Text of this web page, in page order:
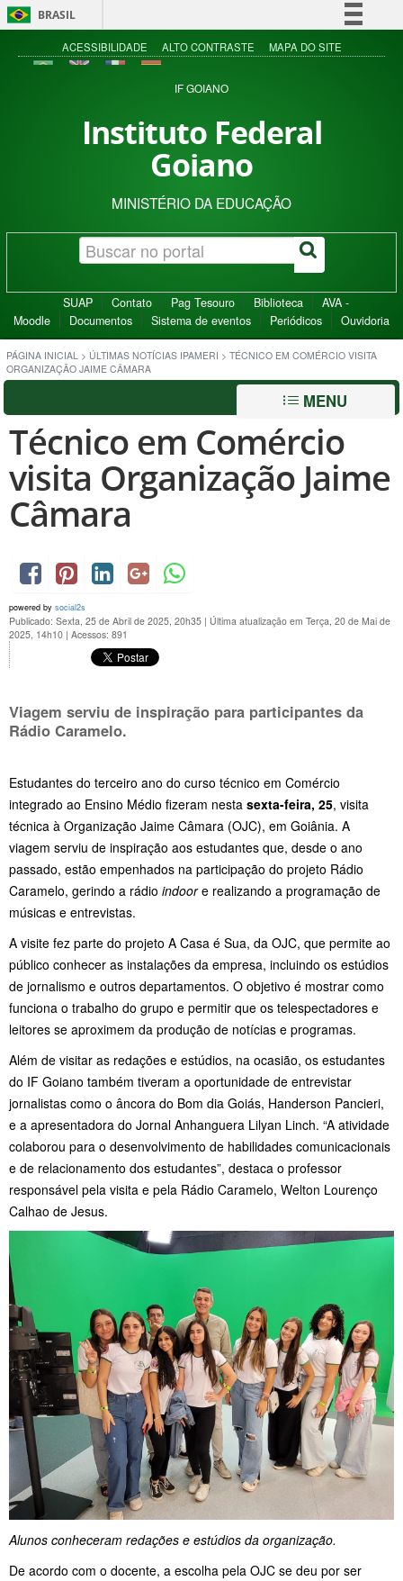
BRASIL
Simplifique!
Acesso à informação
ACESSIBILIDADE ALTO CONTRASTE MAPA DO SITE
IF GOIANO
Instituto Federal
Goiano
MINISTÉRIO DA EDUCAÇÃO
SUAP Contato Pag Tesouro Biblioteca
AVA -
Moodle
Documentos Sistema de eventos Periódicos Ouvidoria
PÁGINA INICIAL > ÚLTIMAS NOTÍCIAS IPAMERI > TÉCNICO EM COMÉRCIO VISITA
ORGANIZAÇÃO JAIME CÂMARA
MENU
Técnico em Comércio
visita Organização Jaime
Câmara
powered by social2s
Publicado: Sexta, 25 de Abril de 2025, 20h35 | Última atualização em Terça, 20 de Mai de
2025, 14h10 | Acessos: 891
Viagem serviu de inspiração para participantes da
Rádio Caramelo.
Estudantes do terceiro ano do curso técnico em Comércio
integrado ao Ensino Médio fizeram nesta sexta-feira, 25, visita
técnica à Organização Jaime Câmara (OJC), em Goiânia. A
viagem serviu de inspiração aos estudantes que, desde o ano
passado, estão empenhados na participação do projeto Rádio
Caramelo, gerindo a rádio indoore realizando a programação de
músicas e entrevistas.
A visite fez parte do projeto A Casa é Sua, da OJC, que permite ao
público conhecer as instalações da empresa, incluindo os estúdios
de jornalismo e outros departamentos. O objetivo é mostrar como
funciona o trabalho do grupo e permitir que os telespectadores e
leitores se aproximem da produção de notícias e programas.
Além de visitar as redações e estúdios, na ocasião, os estudantes
do IF Goiano também tiveram a oportunidade de entrevistar
jornalistas como o âncora do Bom dia Goiás, Handerson Pancieri,
e a apresentadora do Jornal Anhanguera Lilyan Linch. “A atividade
colaborou para o desenvolvimento de habilidades comunicacionais
e de relacionamento dos estudantes”, destaca o professor
responsável pela visita e pela Rádio Caramelo, Welton Lourenço
Calhao de Jesus.
Alunos conheceram redações e estúdios da organização.
De acordo com o docente, a escolha pela OJC se deu por ser